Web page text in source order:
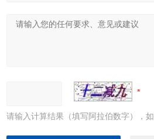
请输入计算结果（填写阿拉伯数字），